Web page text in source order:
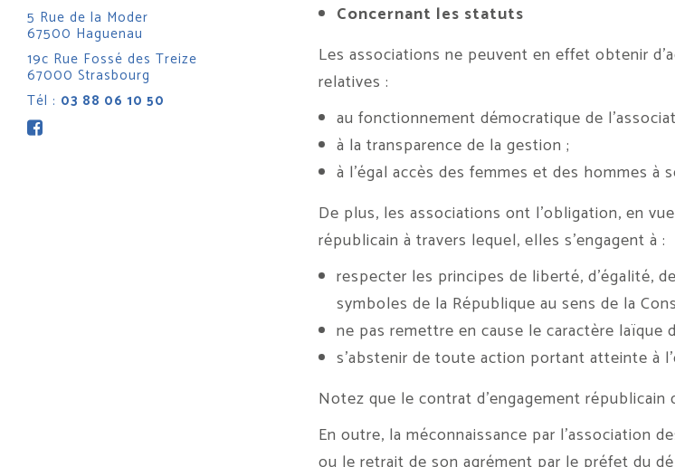
5 Rue de la Moder
67500 Haguenau
19c Rue Fossé des Treize
67000 Strasbourg
Tél : 03 88 06 10 50
Concernant les statuts
Les associations ne peuvent en effet obtenir
relatives :
au fonctionnement démocratique de
à la transparence de la gestion ;
à l’égal accès des femmes et des hommes à
De plus, les associations ont l’obligation, en
républicain à travers lequel, elles s’engagent à :
respecter les principes de liberté, d’égalité,
symboles de la République au sens de la
ne pas remettre en cause le caractère laïque
s’abstenir de toute action portant atteinte à
Notez que le contrat d’engagement
En outre, la méconnaissance par l’association